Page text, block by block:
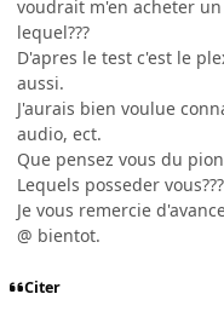
voudrait m'en acheter
lequel???
D'apres le test c'est le
aussi.
J'aurais bien voulue
audio, ect.
Que pensez vous du
Lequels posseder
Je vous remercie
@ bientot.
Citer